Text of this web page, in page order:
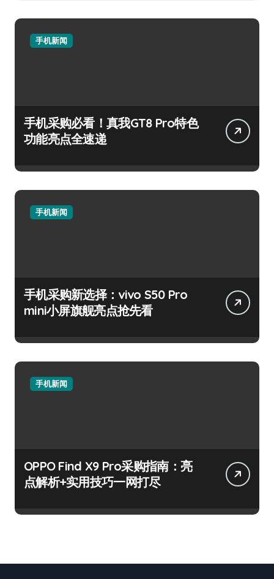
手机新闻
手机采购必看！真我GT8 Pro特色
功能亮点全速递
手机新闻
手机采购新选择：vivo S50 Pro
mini小屏旗舰亮点抢先看
手机新闻
OPPO Find X9 Pro采购指南：亮
点解析+实用技巧一网打尽